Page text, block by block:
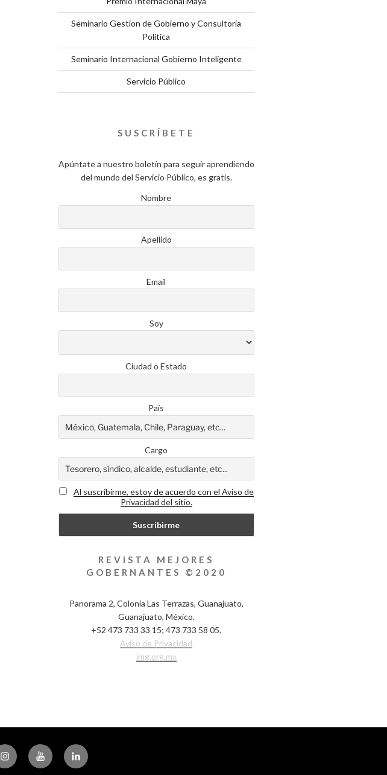
Seminario Gestion de Gobierno y Consultoría
Política
Seminario Internacional Gobierno Inteligente
Servicio Público
SUSCRÍBETE
Apúntate a nuestro boletín para seguir aprendiendo
del mundo del Servicio Público, es gratis.
Nombre
Apellido
Email
Soy
Ciudad o Estado
País
Cargo
Al suscribirme, estoy de acuerdo con el Aviso de
Privacidad del sitio.
REVISTA MEJORES
GOBERNANTES ©2020
Panorama 2, Colonia Las Terrazas, Guanajuato,
Guanajuato, México.
+52 473 733 33 15; 473 733 58 05.
Aviso de Privacidad
img.org.mx
InstagramYoutube Linkedin